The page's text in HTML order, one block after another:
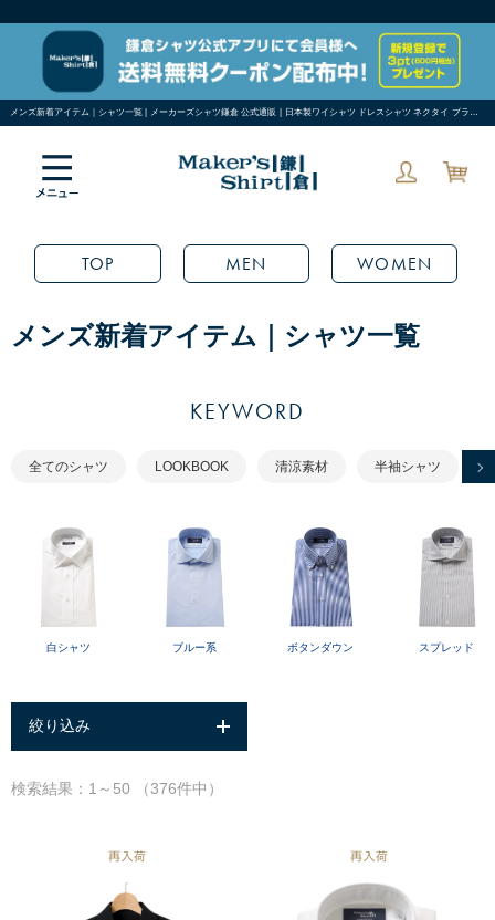
TOP MEN WOMEN
メンズ新着アイテム｜シャツ一覧
KEYWORD
全てのシャツ LOOKBOOK 清涼素材 半袖シャツ
白シャツ ブルー系 ボタンダウン スプレッド
絞り込み
検索結果：1～50 （376件中）